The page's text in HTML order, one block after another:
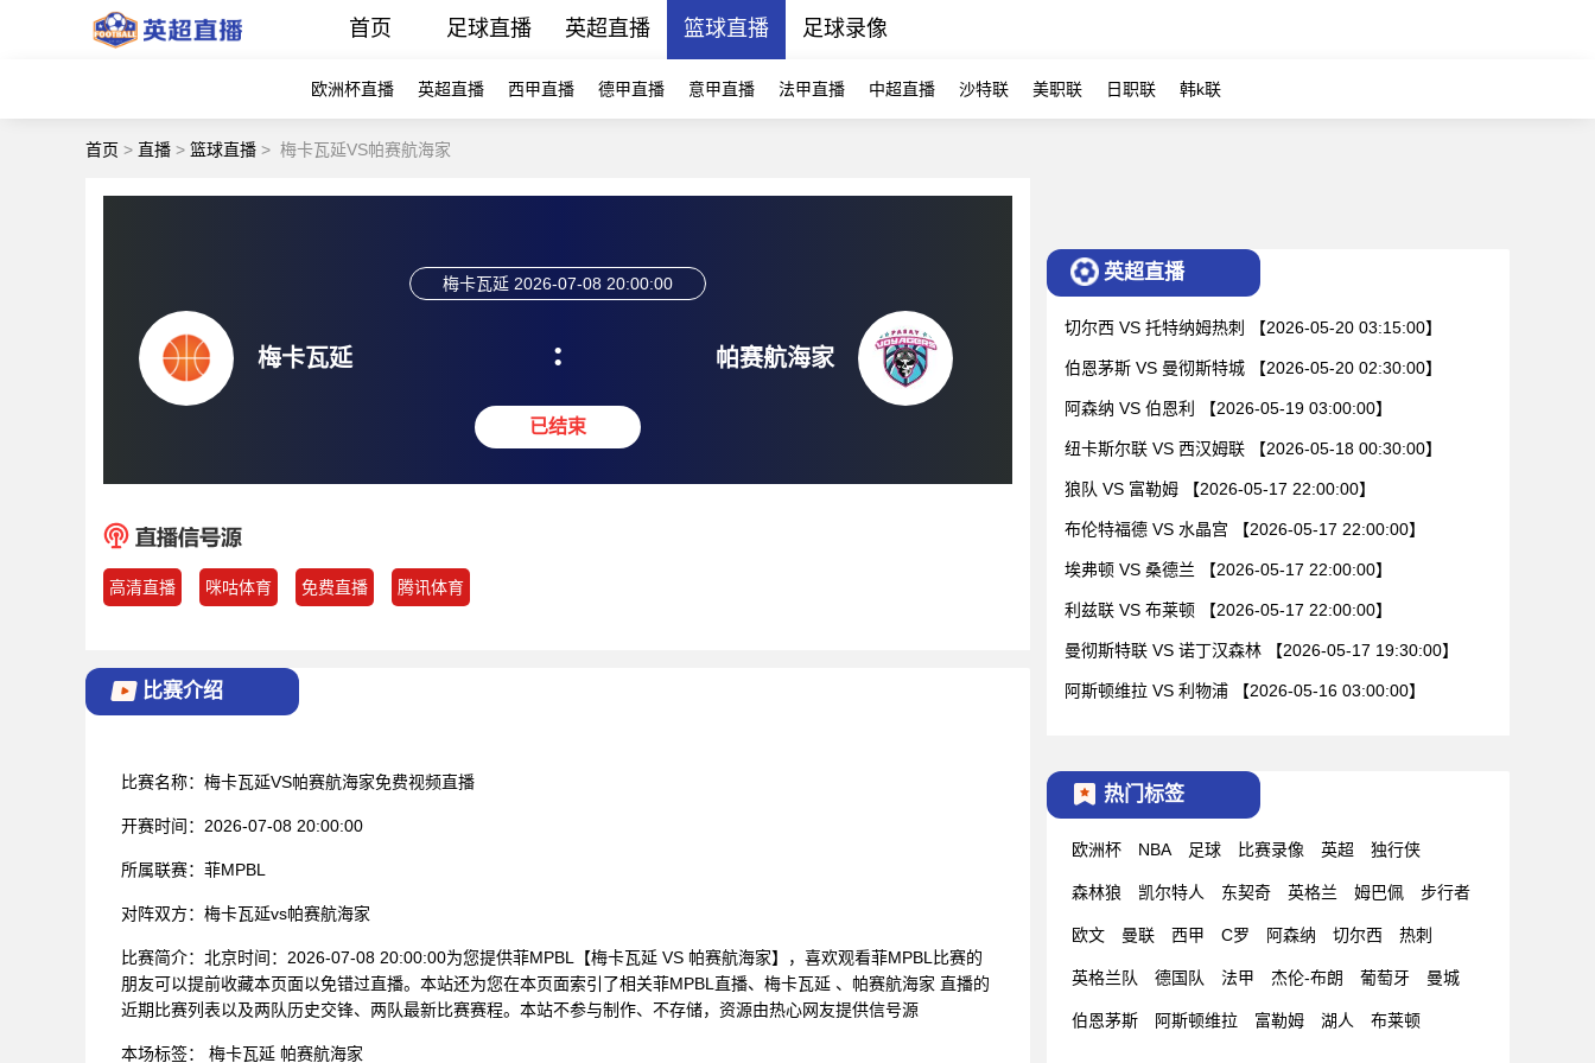
首页 足球直播 英超直播 篮球直播 足球录像
欧洲杯直播 英超直播 西甲直播 德甲直播 意甲直播 法甲直播 中超直播 沙特联 美职联 日职联 韩k联
首页 > 直播 > 篮球直播 > 梅卡瓦延VS帕赛航海家
梅卡瓦延
梅卡瓦延 2026-07-08 20:00:00
:
已结束
帕赛航海家
高清直播 咪咕体育 免费直播 腾讯体育
比赛介绍
比赛名称： 梅卡瓦延VS帕赛航海家免费视频直播
开赛时间： 2026-07-08 20:00:00
所属联赛： 菲MPBL
对阵双方： 梅卡瓦延vs帕赛航海家
比赛简介： 北京时间：2026-07-08 20:00:00为您提供菲MPBL【梅卡瓦延 VS 帕赛航海家】，喜欢观看菲MPBL比赛的
朋友可以提前收藏本页面以免错过直播。本站还为您在本页面索引了相关菲MPBL直播、梅卡瓦延 、帕赛航海家 直播的
近期比赛列表以及两队历史交锋、两队最新比赛赛程。本站不参与制作、不存储，资源由热心网友提供信号源
本场标签： 梅卡瓦延 帕赛航海家
英超直播
切尔西 VS 托特纳姆热刺 【2026-05-20 03:15:00】
伯恩茅斯 VS 曼彻斯特城 【2026-05-20 02:30:00】
阿森纳 VS 伯恩利 【2026-05-19 03:00:00】
纽卡斯尔联 VS 西汉姆联 【2026-05-18 00:30:00】
狼队 VS 富勒姆 【2026-05-17 22:00:00】
布伦特福德 VS 水晶宫 【2026-05-17 22:00:00】
埃弗顿 VS 桑德兰 【2026-05-17 22:00:00】
利兹联 VS 布莱顿 【2026-05-17 22:00:00】
曼彻斯特联 VS 诺丁汉森林 【2026-05-17 19:30:00】
阿斯顿维拉 VS 利物浦 【2026-05-16 03:00:00】
热门标签
欧洲杯 NBA 足球 比赛录像 英超 独行侠
森林狼 凯尔特人 东契奇 英格兰 姆巴佩 步行者
欧文 曼联 西甲 C罗 阿森纳 切尔西 热刺
英格兰队 德国队 法甲 杰伦-布朗 葡萄牙 曼城
伯恩茅斯 阿斯顿维拉 富勒姆 湖人 布莱顿